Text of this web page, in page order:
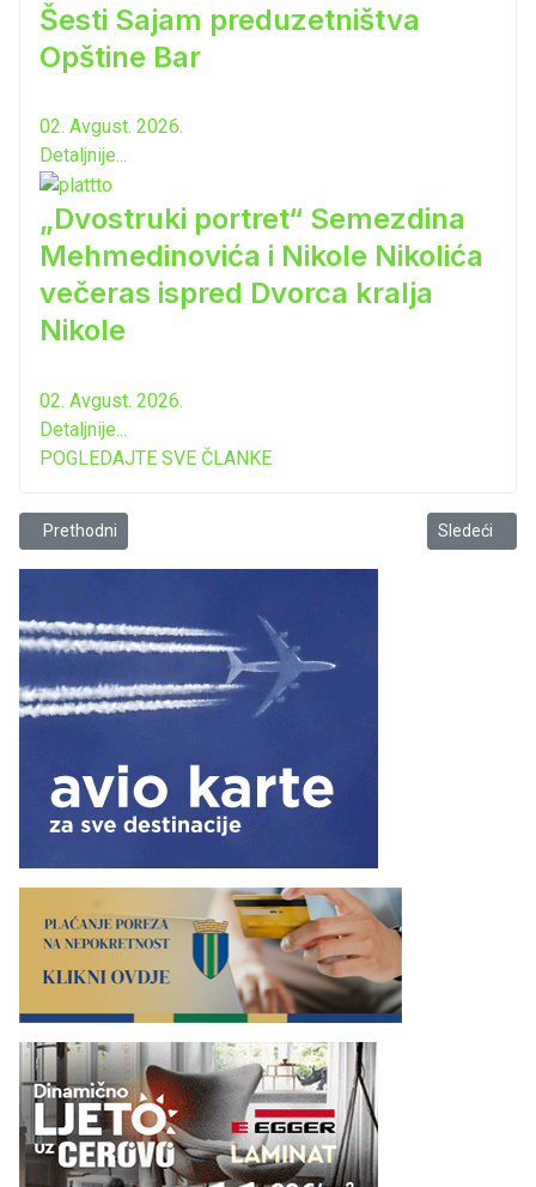
Šesti Sajam preduzetništva
Opštine Bar
02. Avgust. 2026.
Detaljnije...
„Dvostruki portret“ Semezdina
Mehmedinovića i Nikole Nikolića
večeras ispred Dvorca kralja
Nikole
02. Avgust. 2026.
Detaljnije...
POGLEDAJTE SVE ČLANKE
Prethodni članak: Čitanje kao magična avantura
Prethodni Sledeći
Sledeći